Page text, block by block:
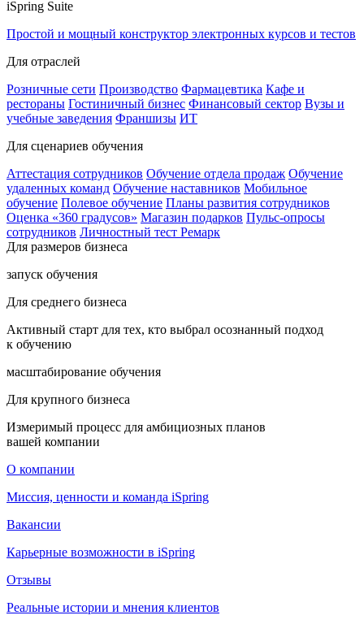
iSpring Suite
Простой и мощный конструктор электронных курсов и тестов
Для отраслей
Розничные сети Производство Фармацевтика Кафе и
рестораны Гостиничный бизнес Финансовый сектор Вузы и
учебные заведения Франшизы ИТ
Для сценариев обучения
Аттестация сотрудников Обучение отдела продаж Обучение
удаленных команд Обучение наставников Мобильное
обучение Полевое обучение Планы развития сотрудников
Оценка «360 градусов» Магазин подарков Пульс-опросы
сотрудников Личностный тест Ремарк
Для размеров бизнеса
запуск обучения
Для среднего бизнеса
Активный старт для тех, кто выбрал осознанный подход
к обучению
масштабирование обучения
Для крупного бизнеса
Измеримый процесс для амбициозных планов
вашей компании
О компании
Миссия, ценности и команда iSpring
Вакансии
Карьерные возможности в iSpring
Отзывы
Реальные истории и мнения клиентов